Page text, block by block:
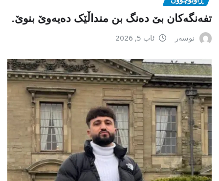
تفەنگەکان بێ دەنگ بن منداڵێک دەیەوێ بنوێ.
نوسەر ئاب 5, 2026